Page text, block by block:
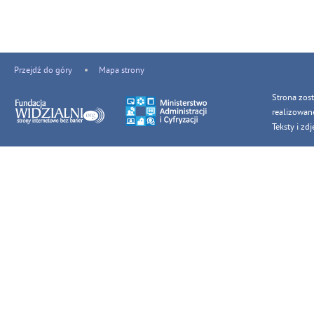
Przejdź do góry Mapa strony
Strona
Teksty i